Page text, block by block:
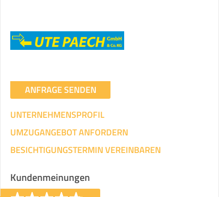
ICH WILL SELBST UMZIEHEN
Mit Umzugsunternehmen
Mitarbeiter Zeit pro Mitarbeiter Gesamt-Arbeitszeit
ANFRAGE SENDEN
UNTERNEHMENSPROFIL
UMZUGANGEBOT ANFORDERN
BESICHTIGUNGSTERMIN VEREINBAREN
Kundenmeinungen